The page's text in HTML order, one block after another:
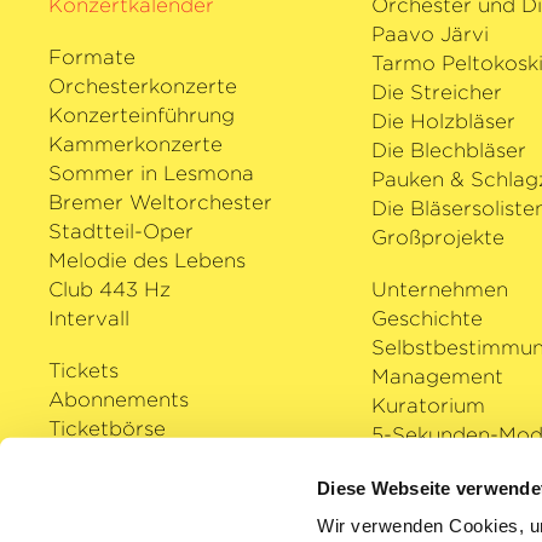
Diese Webseite
Wir verwenden Cookies,
Konzertkalender
Formate
Orchesterkonzerte
Konzerteinführung
Kammerkonzerte
Sommer in Lesmona
Bremer Weltorchester
Stadtteil-Oper
Melodie des Lebens
Club 443 Hz
Intervall
Tickets
Abonnements
Ticketbörse
Orchester und
Paavo Järvi
Tarmo Peltokoski
Die Streicher
Die Holzbläser
Die Blechbläser
Pauken &
Die
Großprojekte
Unternehmen
Geschichte
Management
Kuratorium
5-Sekunden-
Karriere